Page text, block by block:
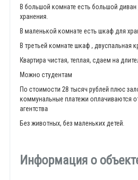
В большой комнате есть большой
хранения.
В маленькой комнате есть шкаф для
В третьей комнате шкаф , двуспальная
Квартира чистая, теплая, сдаем на
Можно студентам
По стоимости 28 тысяч рублей плюс
коммунальные платежи оплачиваются
агентства
Без животных, без маленьких детей.
Информация о